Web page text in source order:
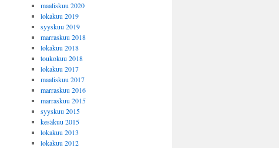
maaliskuu 2020
lokakuu 2019
syyskuu 2019
marraskuu 2018
lokakuu 2018
toukokuu 2018
lokakuu 2017
maaliskuu 2017
marraskuu 2016
marraskuu 2015
syyskuu 2015
kesäkuu 2015
lokakuu 2013
lokakuu 2012